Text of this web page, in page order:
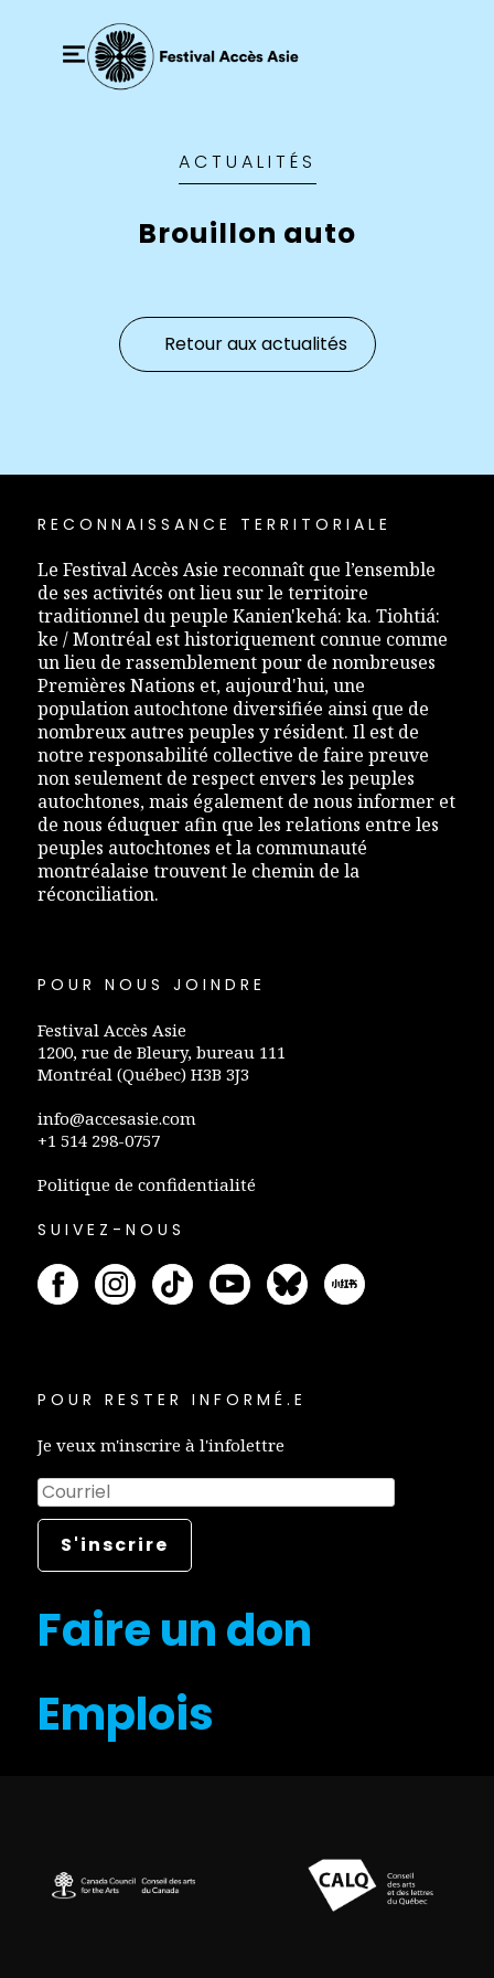
ACTUALITÉS
Brouillon auto
Retour aux actualités
RECONNAISSANCE TERRITORIALE
Le Festival Accès Asie reconnaît que l’ensemble
de ses activités ont lieu sur le territoire
traditionnel du peuple Kanien'kehá: ka. Tiohtiá:
ke / Montréal est historiquement connue comme
un lieu de rassemblement pour de nombreuses
Premières Nations et, aujourd'hui, une
population autochtone diversifiée ainsi que de
nombreux autres peuples y résident. Il est de
notre responsabilité collective de faire preuve
non seulement de respect envers les peuples
autochtones, mais également de nous informer et
de nous éduquer afin que les relations entre les
peuples autochtones et la communauté
montréalaise trouvent le chemin de la
réconciliation.
POUR NOUS JOINDRE
Festival Accès Asie
1200, rue de Bleury, bureau 111
Montréal (Québec) H3B 3J3
info@accesasie.com
+1 514 298-0757
Politique de confidentialité
SUIVEZ-NOUS
POUR RESTER INFORMÉ.E
Je veux m'inscrire à l'infolettre
Faire un don
Emplois